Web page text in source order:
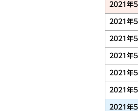
2021年
2021年
2021年
2021年
2021年
2021年
2021年